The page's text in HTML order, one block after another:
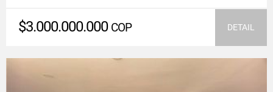
$3.000.000.000 COP DETAIL